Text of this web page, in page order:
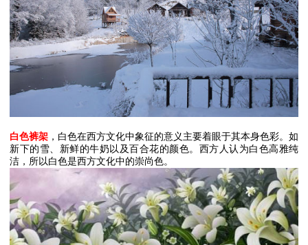
白色裤架 ，白色在西方文化中象征的意义主要着眼于其本身色彩。如
新下的雪、新鲜的牛奶以及百合花的颜色。西方人认为白色高雅纯
洁，所以白色是西方文化中的崇尚色。